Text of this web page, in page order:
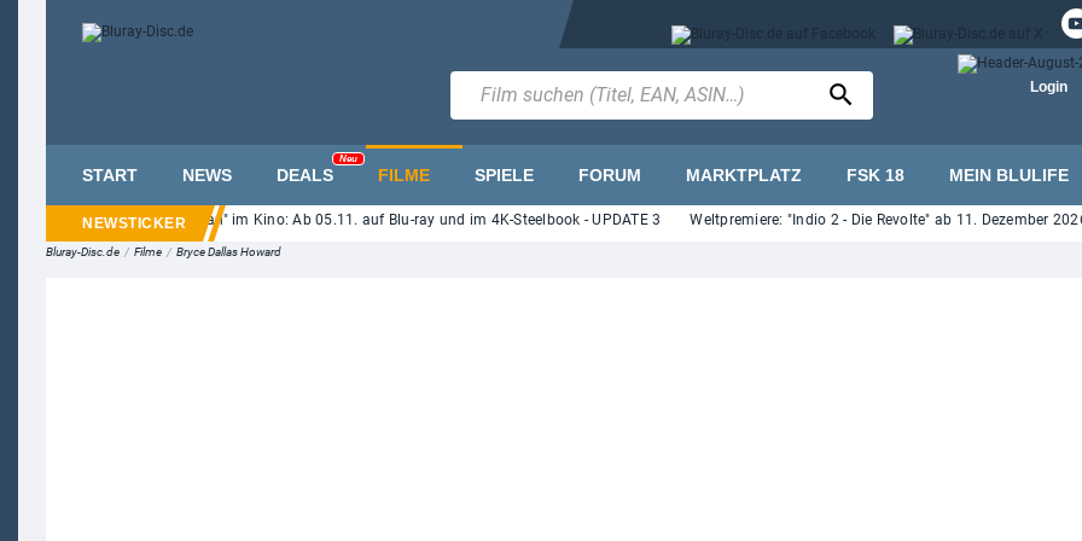
Login
START NEWS DEALS
Neu
FILME SPIELE FORUM MARKTPLATZ FSK 18 MEIN BLULIFE
Horror "Ice Cream Man" im Kino: Ab 05.11. auf Blu-ray und im 4K-Steelbook - UPDATE 3 Weltpremiere: "Indio 2 - Die Revolte" ab 11. Dezember 2026
Bluray-Disc.de / Filme / Bryce Dallas Howard